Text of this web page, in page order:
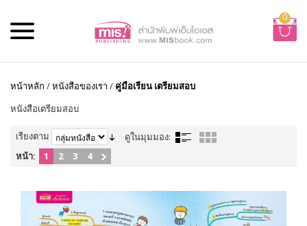
0
หน้าหลัก /หนังสือของเรา / คู่มือเรียน เตรียมสอบ
หนังสือเตรียมสอบ
เรียงตาม
ดูในมุมมอง:
หน้า:
1 2 3 4